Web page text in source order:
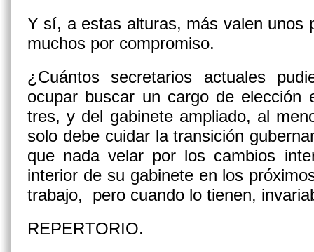
Y sí, a estas alturas, más valen unos
muchos por compromiso.
¿Cuántos secretarios actuales
ocupar buscar un cargo de elección
tres, y del gabinete ampliado, al
solo debe cuidar la transición
que nada velar por los cambios
interior de su gabinete en los
trabajo, pero cuando lo tienen,
REPERTORIO.